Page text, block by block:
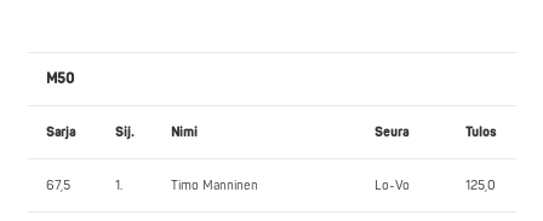
M50
Sarja Sij. Nimi Seura Tulos
67,5 1. Timo Manninen Lo-Vo 125,0